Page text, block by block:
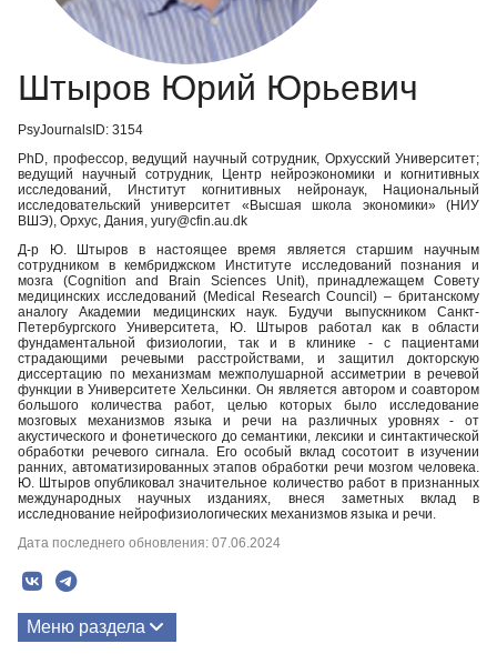
Штыров Юрий Юрьевич
PsyJournalsID: 3154
PhD, профессор, ведущий научный сотрудник, Орхусский Университет;
ведущий научный сотрудник, Центр нейроэкономики и когнитивных
исследований, Институт когнитивных нейронаук, Национальный
исследовательский университет «Высшая школа экономики» (НИУ
ВШЭ), Орхус, Дания, yury@cfin.au.dk
Д-р Ю. Штыров в настоящее время является старшим научным
сотрудником в кембриджском Институте исследований познания и
мозга (Cognition and Brain Sciences Unit), принадлежащем Совету
медицинских исследований (Medical Research Council) – британскому
аналогу Академии медицинских наук. Будучи выпускником Санкт-
Петербургского Университета, Ю. Штыров работал как в области
фундаментальной физиологии, так и в клинике - с пациентами
страдающими речевыми расстройствами, и защитил докторскую
диссертацию по механизмам межполушарной ассиметрии в речевой
функции в Университете Хельсинки. Он является автором и соавтором
большого количества работ, целью которых было исследование
мозговых механизмов языка и речи на различных уровнях - от
акустического и фонетического до семантики, лексики и синтактической
обработки речевого сигнала. Его особый вклад сосотоит в изучении
ранних, автоматизированных этапов обработки речи мозгом человека.
Ю. Штыров опубликовал значительное количество работ в признанных
международных научных изданиях, внеся заметных вклад в
исследнование нейрофизиологических механизмов языка и речи.
Дата последнего обновления: 07.06.2024
Меню раздела